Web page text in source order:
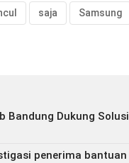
saja Samsung
Bandung Dukung Solusi
penerima bantuan